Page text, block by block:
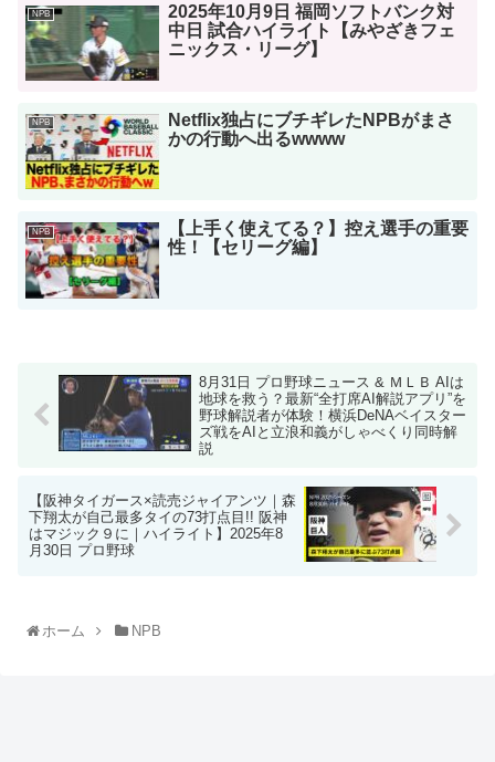
NPB
2025年10月9日 福岡ソフトバンク対
中日 試合ハイライト【みやざきフェ
ニックス・リーグ】
NPB
Netflix独占にブチギレたNPBがまさ
かの行動へ出るwwww
NPB
【上手く使えてる？】控え選手の重要
性！【セリーグ編】
8月31日 プロ野球ニュース & ＭＬＢ AIは
地球を救う？最新“全打席AI解説アプリ”を
野球解説者が体験！横浜DeNAベイスター
ズ戦をAIと立浪和義がしゃべくり同時解
説
【阪神タイガース×読売ジャイアンツ｜森
下翔太が自己最多タイの73打点目!! 阪神
はマジック９に｜ハイライト】2025年8
月30日 プロ野球
ホーム NPB